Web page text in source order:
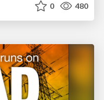
0 480